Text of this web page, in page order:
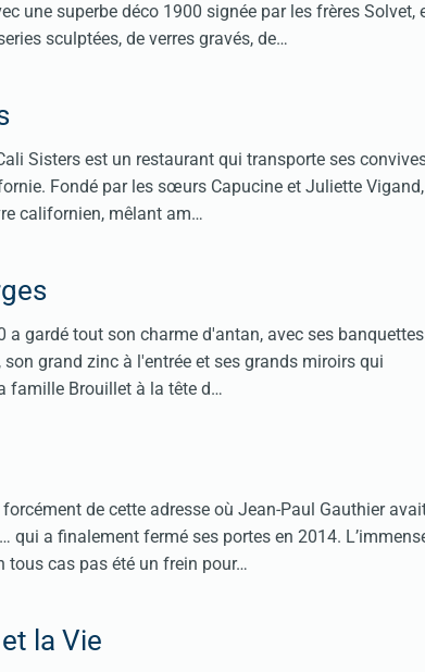
une superbe déco 1900 signée par les frères Solvet,
sculptées, de verres gravés, de…
Sisters est un restaurant qui transporte ses
Fondé par les sœurs Capucine et Juliette Vigand,
californien, mêlant am…
a gardé tout son charme d'antan, avec ses banquettes
grand zinc à l'entrée et ses grands miroirs qui
famille Brouillet à la tête d…
de cette adresse où Jean-Paul Gauthier
qui a finalement fermé ses portes en 2014.
tous cas pas été un frein pour…
la Vie